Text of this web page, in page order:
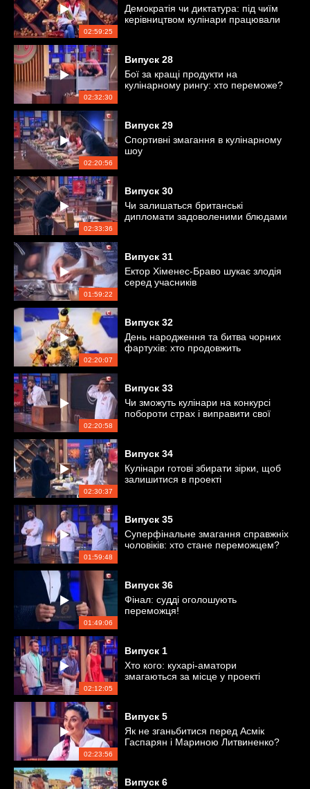
02:59:25
Демократія чи диктатура: під чиїм
керівництвом кулінари працювали
02:32:30
Випуск 28
Бої за кращі продукти на
кулінарному рингу: хто переможе?
02:20:56
Випуск 29
Спортивні змагання в кулінарному
шоу
02:33:36
Випуск 30
Чи залишаться британські
дипломати задоволеними блюдами
01:59:22
Випуск 31
Ектор Хіменес-Браво шукає злодія
серед учасників
02:20:07
Випуск 32
День народження та битва чорних
фартухів: хто продовжить
02:20:58
Випуск 33
Чи зможуть кулінари на конкурсі
побороти страх і виправити свої
02:30:37
Випуск 34
Кулінари готові збирати зірки, щоб
залишитися в проекті
01:59:48
Випуск 35
Суперфінальне змагання справжніх
чоловіків: хто стане переможцем?
01:49:06
Випуск 36
Фінал: судді оголошують
переможця!
02:12:05
Випуск 1
Хто кого: кухарі-аматори
змагаються за місце у проекті
02:23:56
Випуск 5
Як не зганьбитися перед Асмік
Гаспарян і Мариною Литвиненко?
Випуск 6